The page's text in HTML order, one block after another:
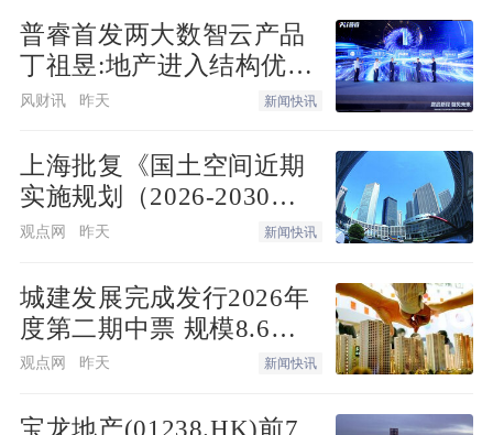
保教学的高质量与针对性。未来，珠海市
文园中学教育集团这一系列高质量教育方
式，也将引入华发·珠海湾旁的校园。
幼儿启蒙
从尊崇孩子的探索天性开始
华发教育集团容闳幼儿园园长刘晓花则带
领大家走进了充满奇思妙想的幼儿教育世
界。
她深入解读了容闳幼儿园特色AH-HA课程
普睿首发两大数智云产品
丁祖昱:地产进入结构优化
阶段
风财讯 昨天 新闻快讯
上海批复《国土空间近期
实施规划（2026-2030
年）》
观点网 昨天 新闻快讯
城建发展完成发行2026年
度第二期中票 规模8.6亿
元利率2.14%
观点网 昨天 新闻快讯
宝龙地产(01238.HK)前7